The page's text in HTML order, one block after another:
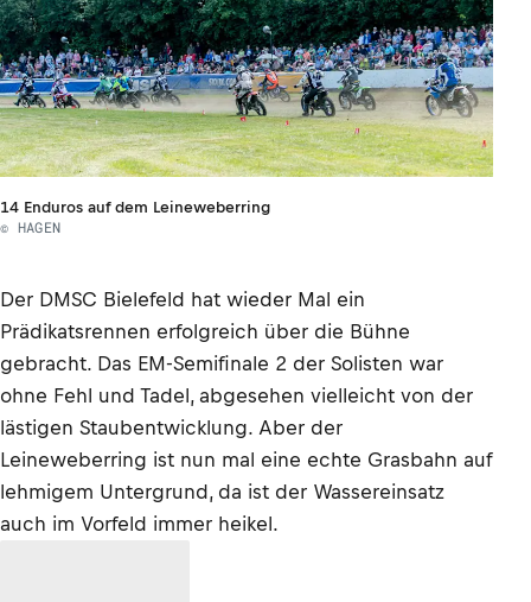
14 Enduros auf dem Leineweberring
© HAGEN
Der DMSC Bielefeld hat wieder Mal ein
Prädikatsrennen erfolgreich über die Bühne
gebracht. Das EM-Semifinale 2 der Solisten war
ohne Fehl und Tadel, abgesehen vielleicht von der
lästigen Staubentwicklung. Aber der
Leineweberring ist nun mal eine echte Grasbahn auf
lehmigem Untergrund, da ist der Wassereinsatz
auch im Vorfeld immer heikel.